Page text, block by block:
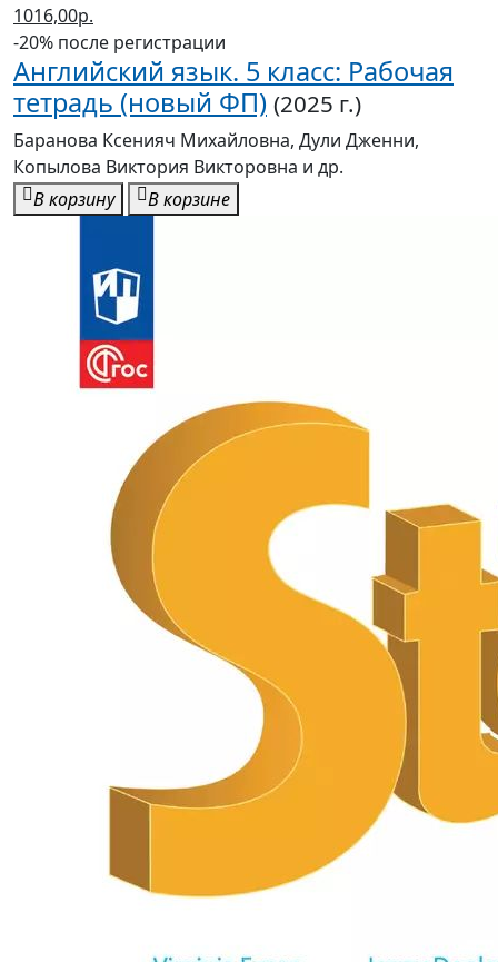
1016,00р.
-20% после регистрации
Английский язык. 5 класс: Рабочая
тетрадь (новый ФП) (2025 г.)
Баранова Ксенияч Михайловна, Дули Дженни,
Копылова Виктория Викторовна и др.
В корзину
В корзине